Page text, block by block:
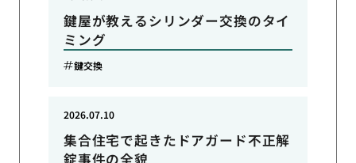
鍵屋が教えるシリンダー交換のタイ
ミング
鍵交換
集合住宅で起きたドアガード不正解
錠事件の全貌
2026.07.10